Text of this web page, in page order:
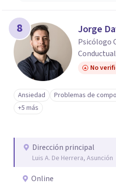
8 Jorge
Psicólogo
No
Ansiedad Problemas de
+5 más
Dirección principal
Luis A. De Herrera, Asunción
Online